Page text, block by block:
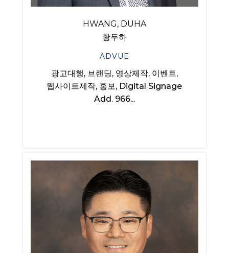
HWANG, DUHA
황두하
ADVUE
광고대행, 브랜딩, 영상제작, 이벤트,
웹사이트제작, 홍보, Digital Signage
Add. 966...